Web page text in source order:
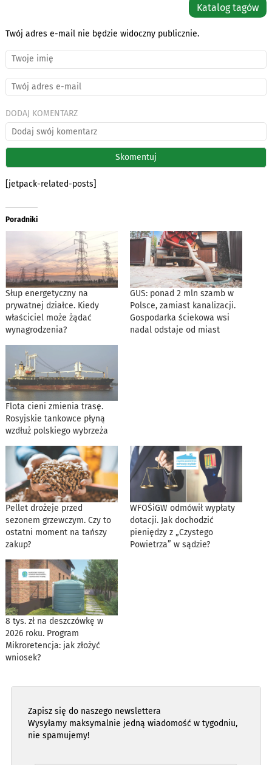
Katalog tagów
Twój adres e-mail nie będzie widoczny publicznie.
DODAJ KOMENTARZ
[jetpack-related-posts]
Poradniki
Słup energetyczny na
prywatnej działce. Kiedy
właściciel może żądać
wynagrodzenia?
GUS: ponad 2 mln szamb w
Polsce, zamiast kanalizacji.
Gospodarka ściekowa wsi
nadal odstaje od miast
Flota cieni zmienia trasę.
Rosyjskie tankowce płyną
wzdłuż polskiego wybrzeża
Pellet drożeje przed
sezonem grzewczym. Czy to
ostatni moment na tańszy
zakup?
WFOŚiGW odmówił wypłaty
dotacji. Jak dochodzić
pieniędzy z „Czystego
Powietrza” w sądzie?
8 tys. zł na deszczówkę w
2026 roku. Program
Mikroretencja: jak złożyć
wniosek?
Zapisz się do naszego newslettera
Wysyłamy maksymalnie jedną wiadomość w tygodniu,
nie spamujemy!